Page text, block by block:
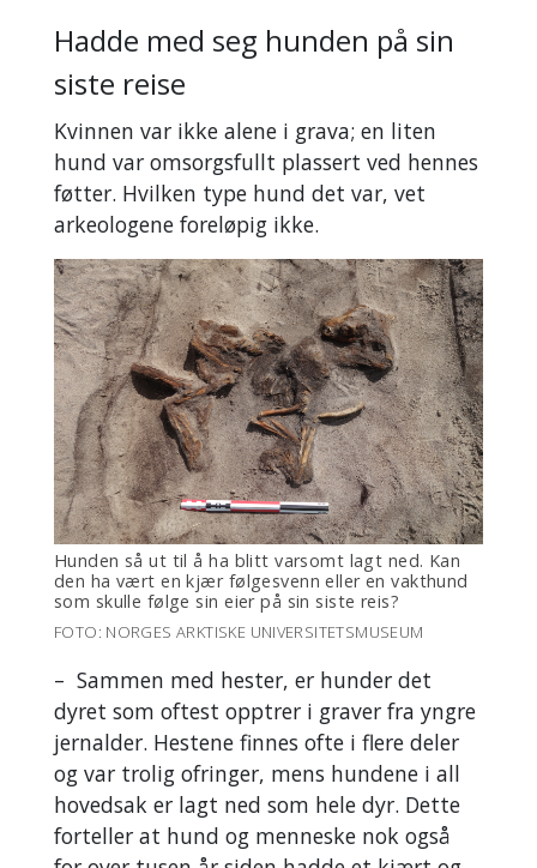
Hadde med seg hunden på sin
siste reise
Kvinnen var ikke alene i grava; en liten
hund var omsorgsfullt plassert ved hennes
føtter. Hvilken type hund det var, vet
arkeologene foreløpig ikke.
Hunden så ut til å ha blitt varsomt lagt ned. Kan
den ha vært en kjær følgesvenn eller en vakthund
som skulle følge sin eier på sin siste reis?
FOTO: NORGES ARKTISKE UNIVERSITETSMUSEUM
– Sammen med hester, er hunder det
dyret som oftest opptrer i graver fra yngre
jernalder. Hestene finnes ofte i flere deler
og var trolig ofringer, mens hundene i all
hovedsak er lagt ned som hele dyr. Dette
forteller at hund og menneske nok også